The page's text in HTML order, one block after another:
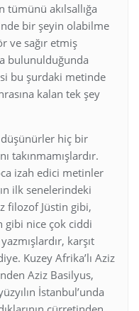
tümünü akılsallığa
bir şeyin olabilme
ve sağır etmiş
bulunulduğunda
bu şurdaki metinde
kalan tek şey
hiç bir
takınmamışlardır.
izah edici metinler
ilk senelerindeki
filozof Jüstin gibi,
gibi nice çok ciddi
karşıt
Kuzey Afrika’lı Aziz
Aziz Basilyus,
İstanbul’unda